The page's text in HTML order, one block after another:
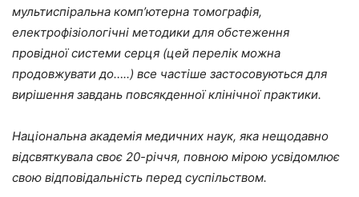
мультиспіральна комп’ютерна томографія,
електрофізіологічні методики для обстеження
провідної системи серця (цей перелік можна
продовжувати до…..) все частіше застосовуються для
вирішення завдань повсякденної клінічної практики.
Національна академія медичних наук, яка нещодавно
відсвяткувала своє 20-річчя, повною мірою усвідомлює
свою відповідальність перед суспільством.